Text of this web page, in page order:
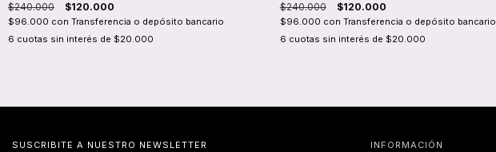
$240.000 $120.000
$96.000 con Transferencia o depósito bancario
6 cuotas sin interés de $20.000
$240.000 $120.000
$96.000 con Transferencia o depósito bancario
6 cuotas sin interés de $20.000
SUSCRIBITE A NUESTRO NEWSLETTER INFORMACIÓN